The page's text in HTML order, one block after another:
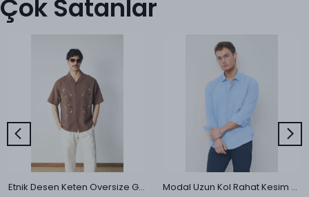
Çok Satanlar
Etnik Desen Keten Oversize Gömlek Modal Uzun Kol Rahat Kesim Erkek Gömlek